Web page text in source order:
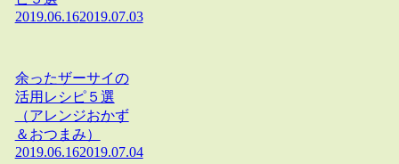
2019.06.162019.07.03
余ったザーサイの
活用レシピ５選
（アレンジおかず
＆おつまみ）
2019.06.162019.07.04